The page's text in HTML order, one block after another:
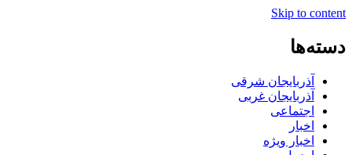
Skip to content
دسته‌ها
آذربایجان شرقی
آذربایجان غربی
اجتماعی
اخبار
اخبار ویژه